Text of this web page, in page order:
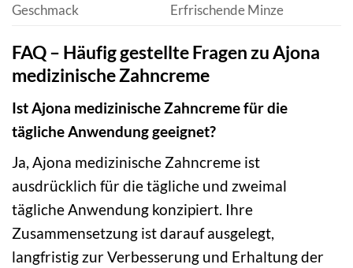
Geschmack
Erfrischende Minze
FAQ – Häufig gestellte Fragen zu Ajona
medizinische Zahncreme
Ist Ajona medizinische Zahncreme für die
tägliche Anwendung geeignet?
Ja, Ajona medizinische Zahncreme ist
ausdrücklich für die tägliche und zweimal
tägliche Anwendung konzipiert. Ihre
Zusammensetzung ist darauf ausgelegt,
langfristig zur Verbesserung und Erhaltung der